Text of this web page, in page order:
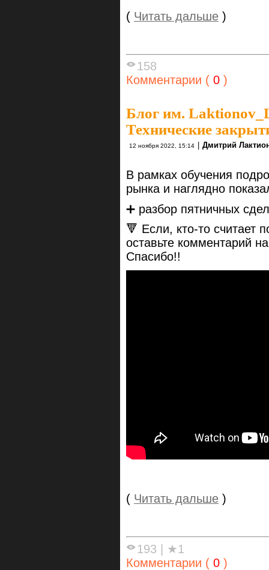
( Читать дальше )
158
Комментарии ( 0 )
Блог им.
Технические
12 ноября 2022, 15:14 Дмитрий
В рамках обучения
рынка и наглядно
➕ разбор пятничных
🔻 Если, кто-то считает
оставьте комментарий
Спасибо!!
( Читать дальше )
193
★1
Комментарии ( 0 )